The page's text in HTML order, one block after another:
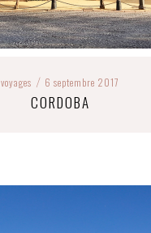
voyages / 6 septembre 2017
CORDOBA